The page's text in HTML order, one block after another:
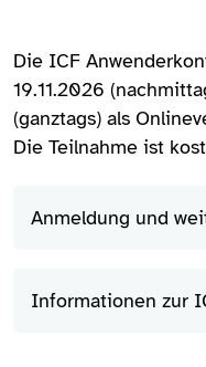
Die ICF
19.11.2026
(ganztags) als
Die Teilnahme ist
Anmeldung und
Informationen zur